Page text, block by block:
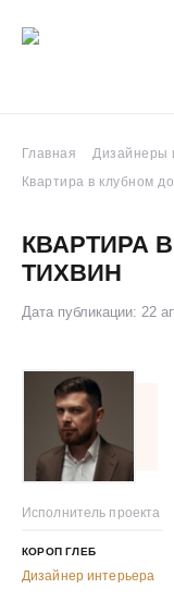
Главная Дизайнеры
Квартира в клубном
КВАРТИРА
ТИХВИН
Дата публикации: 22
Исполнитель проекта
КОРОП ГЛЕБ
Дизайнер интерьера